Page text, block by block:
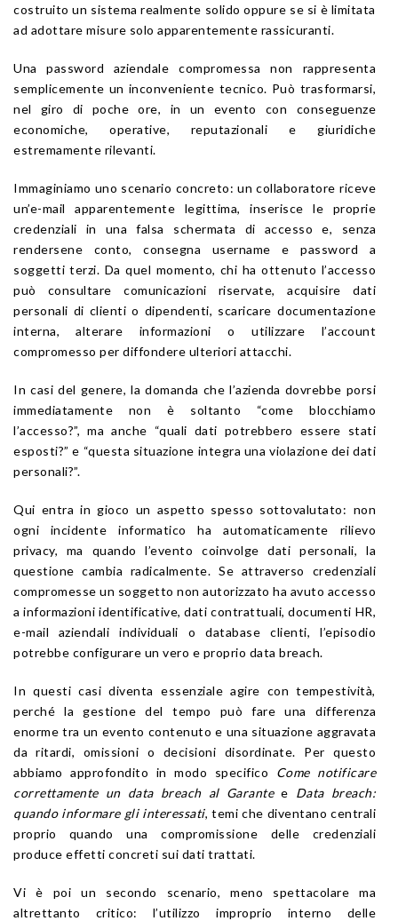
costruito un sistema realmente solido oppure se si è limitata
ad adottare misure solo apparentemente rassicuranti.
Una password aziendale compromessa non rappresenta
semplicemente un inconveniente tecnico. Può trasformarsi,
nel giro di poche ore, in un evento con conseguenze
economiche, operative, reputazionali e giuridiche
estremamente rilevanti.
Immaginiamo uno scenario concreto: un collaboratore riceve
un’e-mail apparentemente legittima, inserisce le proprie
credenziali in una falsa schermata di accesso e, senza
rendersene conto, consegna username e password a
soggetti terzi. Da quel momento, chi ha ottenuto l’accesso
può consultare comunicazioni riservate, acquisire dati
personali di clienti o dipendenti, scaricare documentazione
interna, alterare informazioni o utilizzare l’account
compromesso per diffondere ulteriori attacchi.
In casi del genere, la domanda che l’azienda dovrebbe porsi
immediatamente non è soltanto “come blocchiamo
l’accesso?”, ma anche “quali dati potrebbero essere stati
esposti?” e “questa situazione integra una violazione dei dati
personali?”.
Qui entra in gioco un aspetto spesso sottovalutato: non
ogni incidente informatico ha automaticamente rilievo
privacy, ma quando l’evento coinvolge dati personali, la
questione cambia radicalmente. Se attraverso credenziali
compromesse un soggetto non autorizzato ha avuto accesso
a informazioni identificative, dati contrattuali, documenti HR,
e-mail aziendali individuali o database clienti, l’episodio
potrebbe configurare un vero e proprio data breach.
In questi casi diventa essenziale agire con tempestività,
perché la gestione del tempo può fare una differenza
enorme tra un evento contenuto e una situazione aggravata
da ritardi, omissioni o decisioni disordinate. Per questo
abbiamo approfondito in modo specifico Come notificare
correttamente un data breach al Garantee Data breach:
quando informare gli interessati, temi che diventano centrali
proprio quando una compromissione delle credenziali
produce effetti concreti sui dati trattati.
Vi è poi un secondo scenario, meno spettacolare ma
altrettanto critico: l’utilizzo improprio interno delle